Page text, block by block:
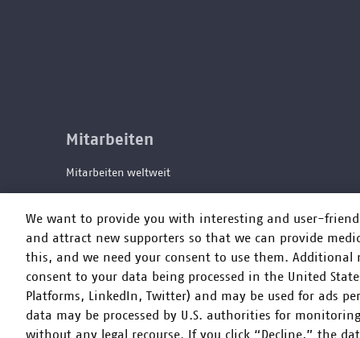
Mitarbeiten
Mitarbeiten weltweit
We want to provide you with interesting and user-
and attract new supporters so that we can provide
this, and we need your consent to use them. Additional
consent to your data being processed in the United
Platforms, LinkedIn, Twitter) and may be used for ads
data may be processed by U.S. authorities for
without any legal recourse. If you click “Decline,” the